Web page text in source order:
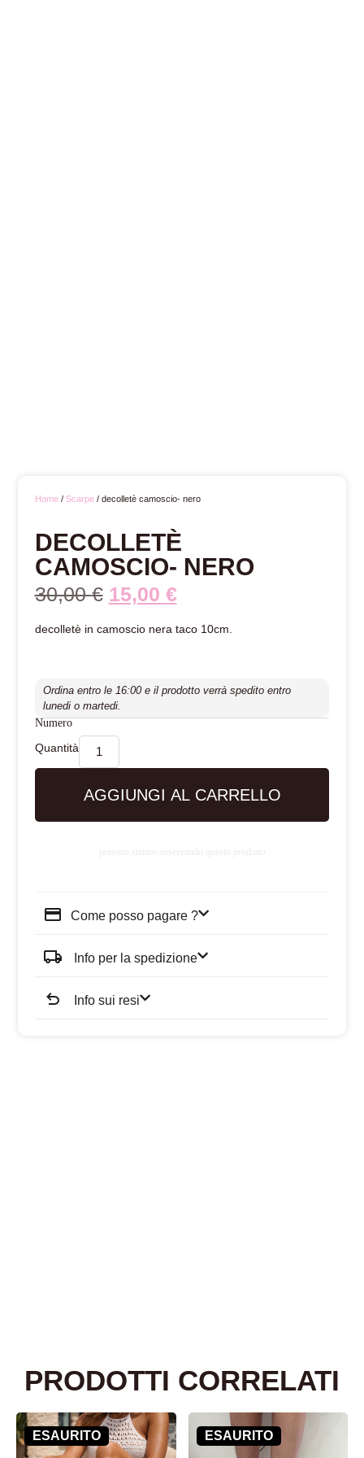
Home/ Scarpe/ decolletè camoscio- nero
DECOLLETÈ
CAMOSCIO- NERO
30,00€ 15,00 €
decolletè in camoscio nera taco 10cm.
Ordina entro le 16:00 e il prodotto verrà spedito entro
lunedi o martedi.
Numero
AGGIUNGI AL CARRELLO
Come posso pagare ?
Info per la spedizione
Info sui resi
PRODOTTI CORRELATI
ESAURITO ESAURITO